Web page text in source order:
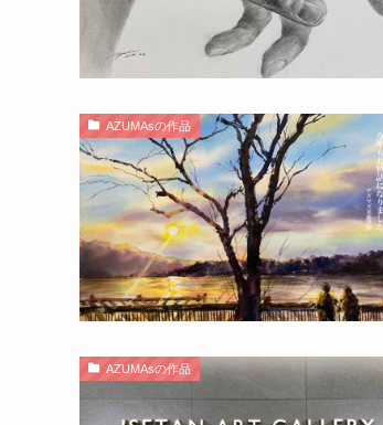
AZUMAsの作品
AZUMAsの作品